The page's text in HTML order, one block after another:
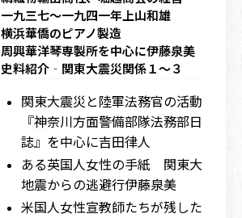
一九三七～一九四一年上山和雄
横浜華僑のピアノ製造
周興華洋琴専製所を中心に伊藤泉美
史料紹介‐関東大震災関係１～３
関東大震災と陸軍法務官の活動
『神奈川方面警備部隊法務部日
誌』を中心に吉田律人
ある英国人女性の手紙 関東大
地震からの逃避行伊藤泉美
米国人女性宣教師たちが残した